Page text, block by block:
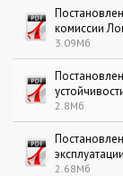
комиссии
3.09Мб
2.8Мб
2.68Мб